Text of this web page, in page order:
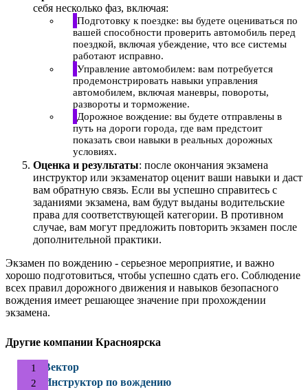
себя несколько фаз, включая:
Подготовку к поездке: вы будете оцениваться по
вашей способности проверить автомобиль перед
поездкой, включая убеждение, что все системы
работают исправно.
Управление автомобилем: вам потребуется
продемонстрировать навыки управления
автомобилем, включая маневры, повороты,
развороты и торможение.
Дорожное вождение: вы будете отправлены в
путь на дороги города, где вам предстоит
показать свои навыки в реальных дорожных
условиях.
Оценка и результаты: после окончания экзамена
инструктор или экзаменатор оценит ваши навыки и даст
вам обратную связь. Если вы успешно справитесь с
заданиями экзамена, вам будут выданы водительские
права для соответствующей категории. В противном
случае, вам могут предложить повторить экзамен после
дополнительной практики.
Экзамен по вождению - серьезное мероприятие, и важно
хорошо подготовиться, чтобы успешно сдать его. Соблюдение
всех правил дорожного движения и навыков безопасного
вождения имеет решающее значение при прохождении
экзамена.
Другие компании Красноярска
Вектор
Инструктор по вождению